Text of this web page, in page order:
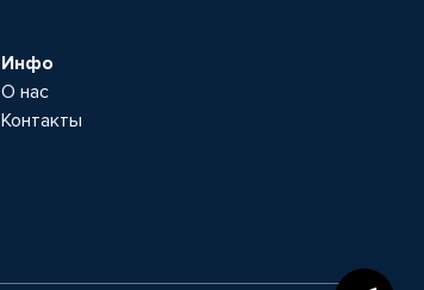
Инфо
О нас
Контакты